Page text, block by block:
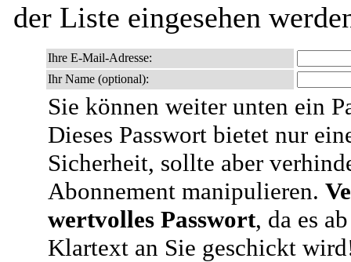
der Liste eingesehen
Ihre E-Mail-Adresse:
Ihr Name (optional):
Sie können weiter unten ein
Dieses Passwort bietet nur
Sicherheit, sollte aber
Abonnement manipulieren.
wertvolles Passwort, da es
Klartext an Sie geschickt